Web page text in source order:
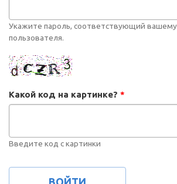
Укажите пароль, соответствующий
пользователя.
Какой код на картинке? *
Введите код с картинки